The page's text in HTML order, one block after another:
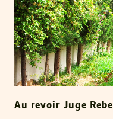
Au revoir Juge